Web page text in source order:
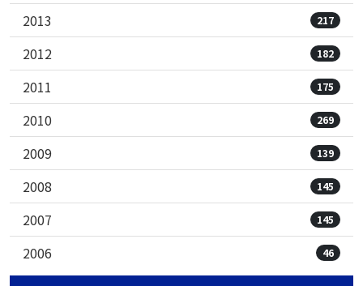
2013 217
2012 182
2011 175
2010 269
2009 139
2008 145
2007 145
2006 46